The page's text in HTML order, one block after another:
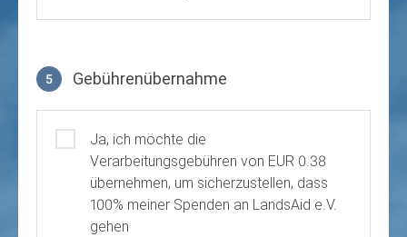
5 Gebührenübernahme
Ja, ich möchte die
Verarbeitungsgebühren von EUR 0.38
übernehmen, um sicherzustellen, dass
100% meiner Spenden an LandsAid e.V.
gehen